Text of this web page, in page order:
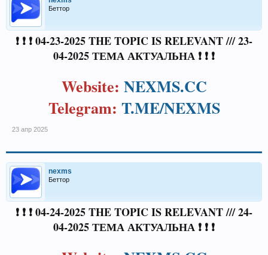
Беттор
❗ ❗ ❗ 04-23-2025 THE TOPIC IS RELEVANT /// 23-
04-2025 ТЕМА АКТУАЛЬНА ❗ ❗ ❗
Website: NEXMS.CC
Telegram: T.ME/NEXMS
23 апр 2025
nexms
Беттор
❗ ❗ ❗ 04-24-2025 THE TOPIC IS RELEVANT /// 24-
04-2025 ТЕМА АКТУАЛЬНА ❗ ❗ ❗